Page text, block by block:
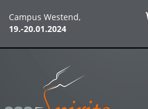
Campus Westend,
19.-20.01.2024